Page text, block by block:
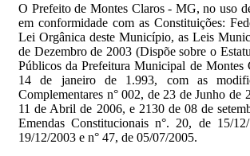
O Prefeito de Montes Claros - MG, no uso
em conformidade com as Constituições:
Lei Orgânica deste Município, as Leis
de Dezembro de 2003 (Dispõe sobre o
Públicos da Prefeitura Municipal de Montes
14 de janeiro de 1.993, com as
Complementares n° 002, de 23 de Junho de
11 de Abril de 2006, e 2130 de 08 de
Emendas Constitucionais n°. 20, de 15/
19/12/2003 e n° 47, de 05/07/2005.